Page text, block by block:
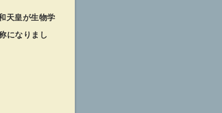
天皇が生物学
になりまし